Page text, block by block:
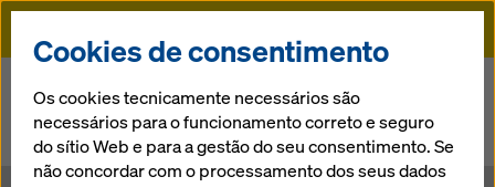
Doka
Muskrat Falls - Doka como parceiro para o maior projeto de
construção no Canadá
Cookies de consentimento
Os cookies tecnicamente necessários são
necessários para o funcionamento correto e seguro
do sítio Web e para a gestão do seu consentimento. Se
não concordar com o processamento dos seus dados